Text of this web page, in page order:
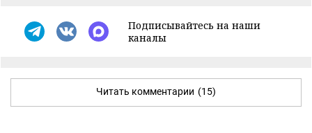
Подписывайтесь на наши
каналы
Читать комментарии (15)